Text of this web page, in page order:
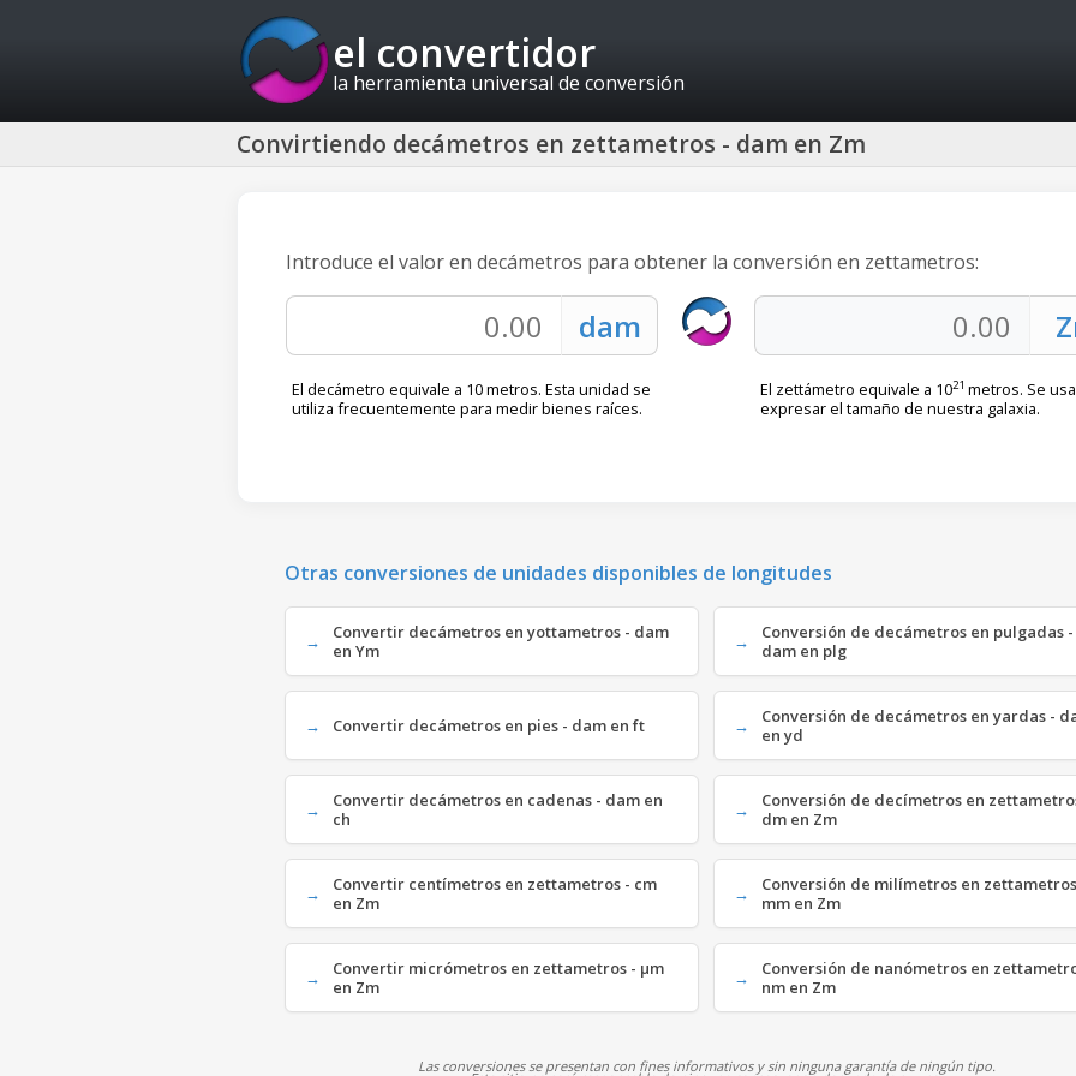
el convertidor
la herramienta universal de conversión
Convirtiendo decámetros en zettametros - dam en Zm
Introduce el valor en decámetros para obtener la conversión en zettametros:
El decámetro equivale a 10 metros. Esta unidad se
utiliza frecuentemente para medir bienes raíces.
El zettámetro equivale a 1021 metros. Se
expresar el tamaño de nuestra galaxia.
Otras conversiones de unidades disponibles de longitudes
Convertir decámetros en yottametros - dam
en Ym
Conversión de decámetros en pulgadas -
dam en plg
Convertir decámetros en pies - dam en ft
Conversión de decámetros en yardas -
en yd
Convertir decámetros en cadenas - dam en
ch
Conversión de decímetros en
dm en Zm
Convertir centímetros en zettametros - cm
en Zm
Conversión de milímetros en
mm en Zm
Convertir micrómetros en zettametros - µm
en Zm
Conversión de nanómetros en
nm en Zm
Las conversiones se presentan con fines informativos y sin ninguna garantía de ningún tipo.